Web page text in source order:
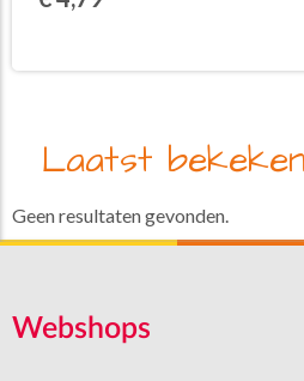
Laatst
Geen resultaten gevonden.
Webshops